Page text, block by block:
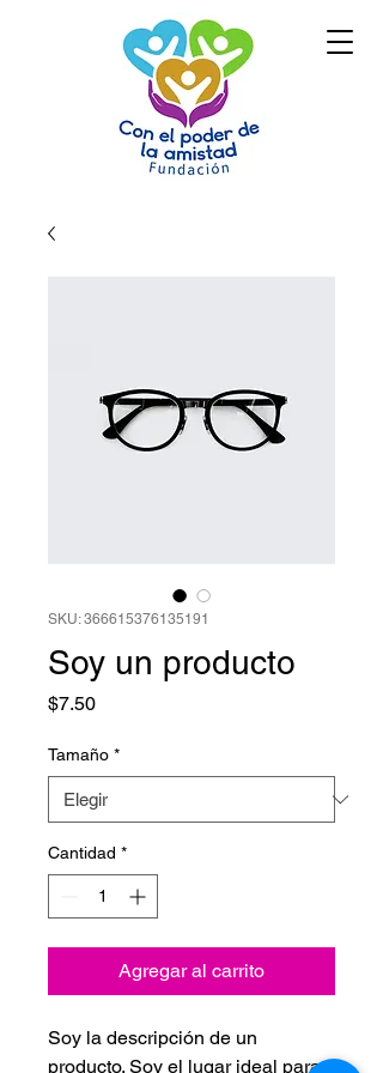
SKU: 366615376135191
Soy un producto
$7.50Precio
Tamaño *
Cantidad *
Agregar al carrito
Soy la descripción de un
producto. Soy el lugar ideal para